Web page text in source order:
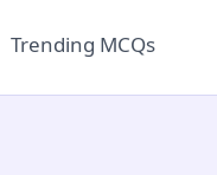
Trending MCQs